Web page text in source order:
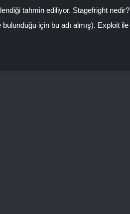
tahmin ediliyor. Stagefright
için bu adı almış). Exploit